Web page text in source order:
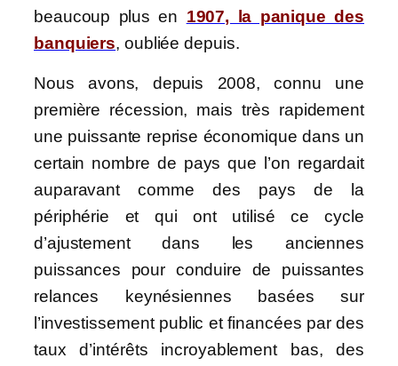
beaucoup plus en 1907, la panique des
banquiers, oubliée depuis.
Nous avons, depuis 2008, connu une
première récession, mais très rapidement
une puissante reprise économique dans un
certain nombre de pays que l’on regardait
auparavant comme des pays de la
périphérie et qui ont utilisé ce cycle
d’ajustement dans les anciennes
puissances pour conduire de puissantes
relances keynésiennes basées sur
l’investissement public et financées par des
taux d’intérêts incroyablement bas, des